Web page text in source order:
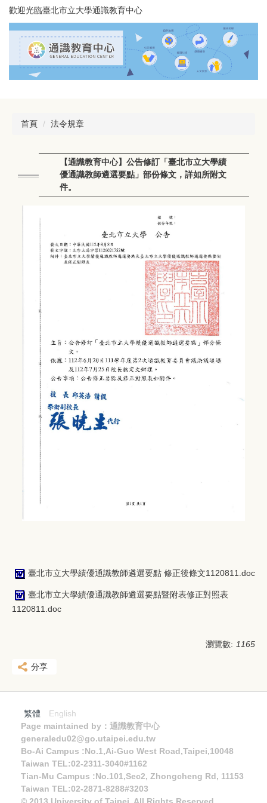
跳
到
主
歡迎光臨臺北市立大學通識教育中心
首頁 法令規章
【通識教育中心】公告修訂「臺北市立大學績
優通識教師遴選要點」部份條文，詳如所附文
件。
臺北市立大學績優通識教師遴選要點 修正後條文1120811.doc
臺北市立大學績優通識教師遴選要點暨附表修正對照表
1120811.doc
瀏覽數: 1165
分享
繁體
English
Page maintained by：通識教育中心
generaledu02@go.utaipei.edu.tw
Bo-Ai Campus :No.1,Ai-Guo West Road,Taipei,10048
Taiwan TEL:02-2311-3040#1162
Tian-Mu Campus :No.101,Sec2, Zhongcheng Rd, 11153
Taiwan TEL:02-2871-8288#3203